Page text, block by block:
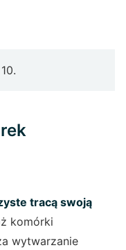
tracą swoją
komórki
wytwarzanie